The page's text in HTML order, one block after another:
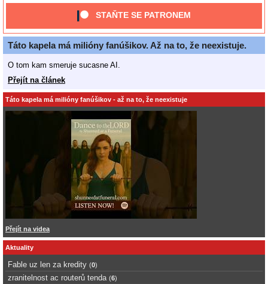
STAŇTE SE PATRONEM
Táto kapela má milióny fanúšikov. Až na to, že neexistuje.
O tom kam smeruje sucasne AI.
Přejít na článek
Táto kapela má milióny fanúšikov - až na to, že neexistuje
Přejít na videa
Aktuality
Fable uz len za kredity (0)
zranitelnost ac routerů tenda (6)